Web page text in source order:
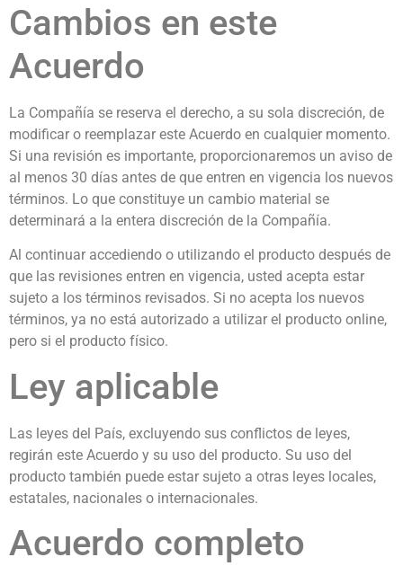
Cambios en este
Acuerdo
La Compañía se reserva el derecho, a su sola discreción, de
modificar o reemplazar este Acuerdo en cualquier momento.
Si una revisión es importante, proporcionaremos un aviso de
al menos 30 días antes de que entren en vigencia los nuevos
términos. Lo que constituye un cambio material se
determinará a la entera discreción de la Compañía.
Al continuar accediendo o utilizando el producto después de
que las revisiones entren en vigencia, usted acepta estar
sujeto a los términos revisados. Si no acepta los nuevos
términos, ya no está autorizado a utilizar el producto online,
pero si el producto físico.
Ley aplicable
Las leyes del País, excluyendo sus conflictos de leyes,
regirán este Acuerdo y su uso del producto. Su uso del
producto también puede estar sujeto a otras leyes locales,
estatales, nacionales o internacionales.
Acuerdo completo